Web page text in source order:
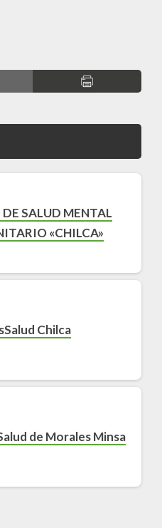
SALUD MENTAL
«CHILCA»
Chilca
de Morales Minsa